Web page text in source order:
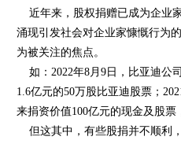
近年来，股权捐赠已成为企业
涌现引发社会对企业家慷慨行为
为被关注的焦点。
如：2022年8月9日，比亚迪公
1.6亿元的50万股比亚迪股票；
来捐资价值100亿元的现金及股
但这其中，有些股捐并不顺利，